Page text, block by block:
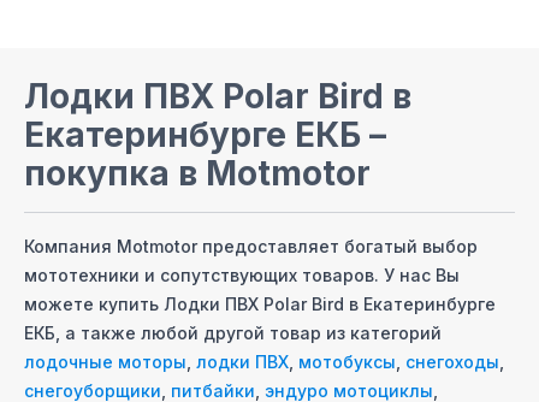
Лодки ПВХ Polar Bird в
Екатеринбурге ЕКБ –
покупка в Motmotor
Компания Motmotor предоставляет богатый выбор
мототехники и сопутствующих товаров. У нас Вы
можете купить Лодки ПВХ Polar Bird в Екатеринбурге
ЕКБ , а также любой другой товар из категорий
лодочные моторы лодки ПВХ мотобуксы снегоходы
снегоуборщики питбайки эндуро мотоциклы